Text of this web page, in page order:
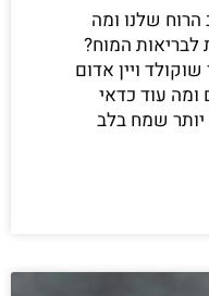
שלנו ומה
המוח?
ויין אדום
עוד כדאי
יותר שמח בלב